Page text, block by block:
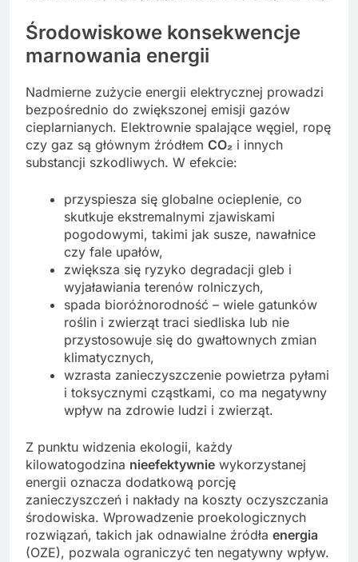
Środowiskowe konsekwencje
marnowania energii
Nadmierne zużycie energii elektrycznej prowadzi
bezpośrednio do zwiększonej emisji gazów
cieplarnianych. Elektrownie spalające węgiel, ropę
czy gaz są głównym źródłem CO₂ i innych
substancji szkodliwych. W efekcie:
przyspiesza się globalne ocieplenie, co
skutkuje ekstremalnymi zjawiskami
pogodowymi, takimi jak susze, nawałnice
czy fale upałów,
zwiększa się ryzyko degradacji gleb i
wyjaławiania terenów rolniczych,
spada bioróżnorodność – wiele gatunków
roślin i zwierząt traci siedliska lub nie
przystosowuje się do gwałtownych zmian
klimatycznych,
wzrasta zanieczyszczenie powietrza pyłami
i toksycznymi cząstkami, co ma negatywny
wpływ na zdrowie ludzi i zwierząt.
Z punktu widzenia ekologii, każdy
kilowatogodzina nieefektywnie wykorzystanej
energii oznacza dodatkową porcję
zanieczyszczeń i nakłady na koszty oczyszczania
środowiska. Wprowadzenie proekologicznych
rozwiązań, takich jak odnawialne źródła energia
(OZE), pozwala ograniczyć ten negatywny wpływ.